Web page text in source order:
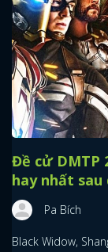
Đề cử DMTP
hay nhất sau
Pa Bích
Black Widow,